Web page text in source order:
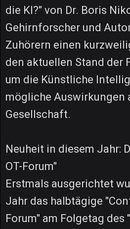
die KI?" von Dr. Boris
Gehirnforscher und
Zuhörern einen
den aktuellen Stand der
um die Künstliche
mögliche Auswirkungen
Gesellschaft.
Neuheit in diesem Jahr:
OT-Forum"
Erstmals ausgerichtet
Jahr das halbtägige
Forum" am Folgetag des